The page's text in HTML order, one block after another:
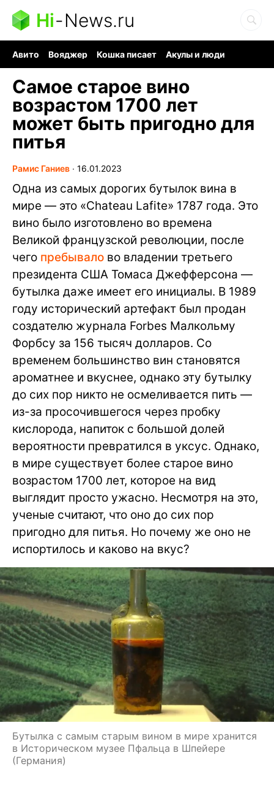
Hi-News.ru
Авито Вояджер Кошка писает
Акулы и люди
Самое старое вино
возрастом 1700 лет
может быть пригодно для
питья
Рамис Ганиев ∙ 16.01.2023
Одна из самых дорогих бутылок вина в
мире — это «Chateau Lafite» 1787 года. Это
вино было изготовлено во времена
Великой французской революции, после
чего пребывало во владении третьего
президента США Томаса Джефферсона —
бутылка даже имеет его инициалы. В 1989
году исторический артефакт был продан
создателю журнала Forbes Малкольму
Форбсу за 156 тысяч долларов. Со
временем большинство вин становятся
ароматнее и вкуснее, однако эту бутылку
до сих пор никто не осмеливается пить —
из-за просочившегося через пробку
кислорода, напиток с большой долей
вероятности превратился в уксус. Однако,
в мире существует более старое вино
возрастом 1700 лет, которое на вид
выглядит просто ужасно. Несмотря на это,
ученые считают, что оно до сих пор
пригодно для питья. Но почему же оно не
испортилось и каково на вкус?
Бутылка с самым старым вином в мире хранится
в Историческом музее Пфальца в Шпейере
(Германия)